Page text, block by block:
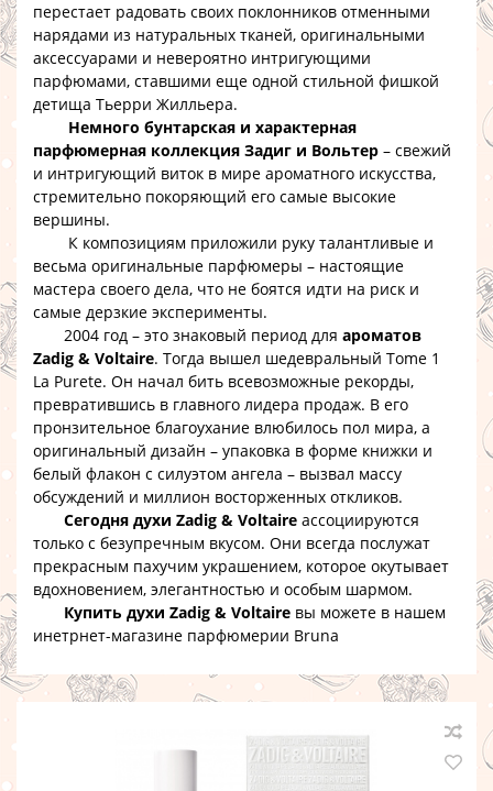
перестает радовать своих поклонников отменными
нарядами из натуральных тканей, оригинальными
аксессуарами и невероятно интригующими
парфюмами, ставшими еще одной стильной фишкой
детища Тьерри Жилльера.
Немного бунтарская и характерная
парфюмерная коллекция Задиг и Вольтер – свежий
и интригующий виток в мире ароматного искусства,
стремительно покоряющий его самые высокие
вершины.
К композициям приложили руку талантливые и
весьма оригинальные парфюмеры – настоящие
мастера своего дела, что не боятся идти на риск и
самые дерзкие эксперименты.
2004 год – это знаковый период для ароматов
Zadig & Voltaire. Тогда вышел шедевральный Tome 1
La Purete. Он начал бить всевозможные рекорды,
превратившись в главного лидера продаж. В его
пронзительное благоухание влюбилось пол мира, а
оригинальный дизайн – упаковка в форме книжки и
белый флакон с силуэтом ангела – вызвал массу
обсуждений и миллион восторженных откликов.
Сегодня духи Zadig & Voltaire ассоциируются
только с безупречным вкусом. Они всегда послужат
прекрасным пахучим украшением, которое окутывает
вдохновением, элегантностью и особым шармом.
Купить духи Zadig & Voltaire вы можете в нашем
инетрнет-магазине парфюмерии Bruna